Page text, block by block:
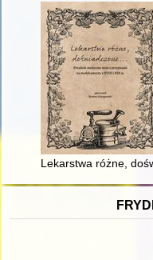
Lekarstwa różne,